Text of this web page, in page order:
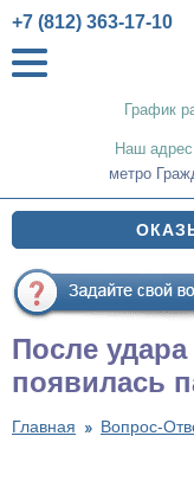
График
+7 (812) 363-17-10
Наш
метро
После
появилась
Главная Вопрос-